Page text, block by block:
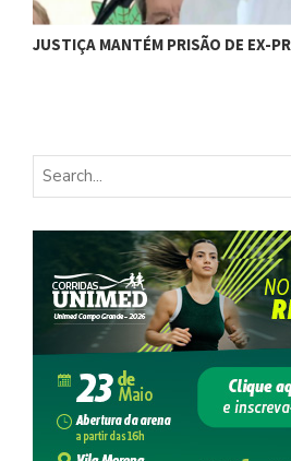
JUSTIÇA MANTÉM PRISÃO DE EX-